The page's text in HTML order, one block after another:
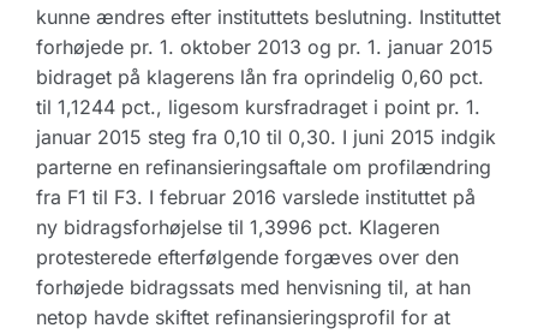
kunne ændres efter instituttets beslutning. Instituttet
forhøjede pr. 1. oktober 2013 og pr. 1. januar 2015
bidraget på klagerens lån fra oprindelig 0,60 pct.
til 1,1244 pct., ligesom kursfradraget i point pr. 1.
januar 2015 steg fra 0,10 til 0,30. I juni 2015 indgik
parterne en refinansieringsaftale om profilændring
fra F1 til F3. I februar 2016 varslede instituttet på
ny bidragsforhøjelse til 1,3996 pct. Klageren
protesterede efterfølgende forgæves over den
forhøjede bidragssats med henvisning til, at han
netop havde skiftet refinansieringsprofil for at